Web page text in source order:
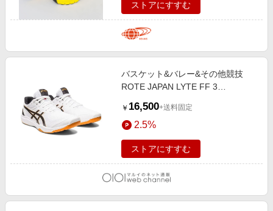
ストアにすすむ
バスケット&バレー&その他競技
ROTE JAPAN LYTE FF 3
￥ 16,500+送料固定
2.5%
ストアにすすむ